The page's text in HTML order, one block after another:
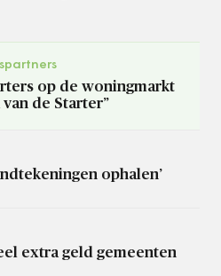
op de woningmarkt
de Starter”
ophalen’
extra geld gemeenten